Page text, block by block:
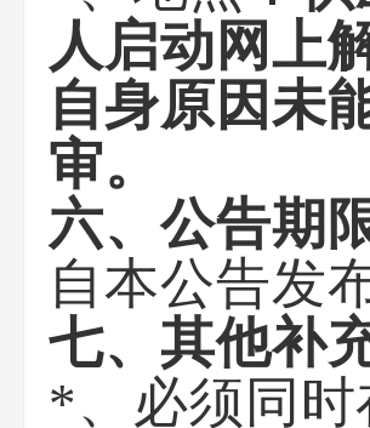
人启动网上
自身原因未
审。
六、公告期
自本公告发
七、其他补
*、必须同